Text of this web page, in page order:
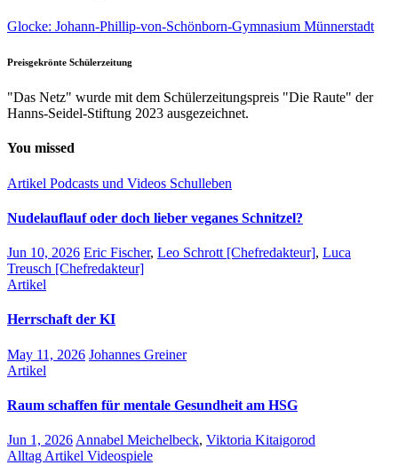
Glocke: Johann-Phillip-von-Schönborn-Gymnasium Münnerstadt
Preisgekrönte Schülerzeitung
"Das Netz" wurde mit dem Schülerzeitungspreis "Die Raute" der
Hanns-Seidel-Stiftung 2023 ausgezeichnet.
You missed
Artikel Podcasts und Videos Schulleben
Nudelauflauf oder doch lieber veganes Schnitzel?
Jun 10, 2026 Eric Fischer, Leo Schrott [Chefredakteur], Luca
Treusch [Chefredakteur]
Artikel
Herrschaft der KI
May 11, 2026 Johannes Greiner
Artikel
Raum schaffen für mentale Gesundheit am HSG
Jun 1, 2026 Annabel Meichelbeck, Viktoria Kitaigorod
Alltag Artikel Videospiele